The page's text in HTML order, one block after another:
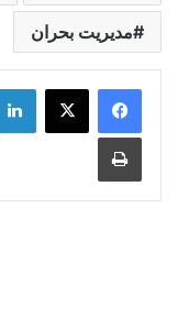
مدیریت بحران
چاپ